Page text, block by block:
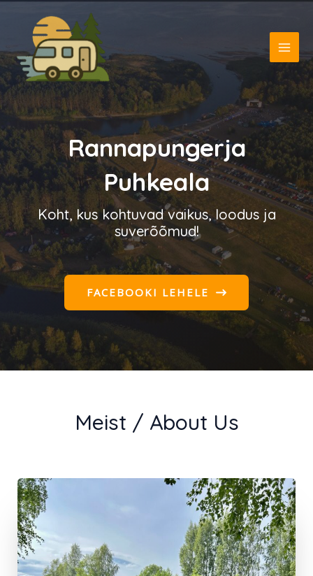
content
Rannapungerja
Puhkeala
Koht, kus kohtuvad vaikus, loodus ja
suverõõmud!
FACEBOOKI LEHELE
Meist / About Us